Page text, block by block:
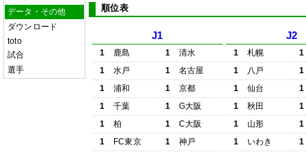
データ・その他
ダウンロード
toto
試合
選手
順位表
J1
1 鹿島 1
清水
1
水戸 1
名古屋
1
浦和 1
京都
1
千葉 1
G大阪
1
柏 1
C大阪
1
FC東京 1
神戸
J2
1 札幌
1
1
八戸
1
1
仙台
1
1
秋田
1
1
山形
1
1
いわき
1